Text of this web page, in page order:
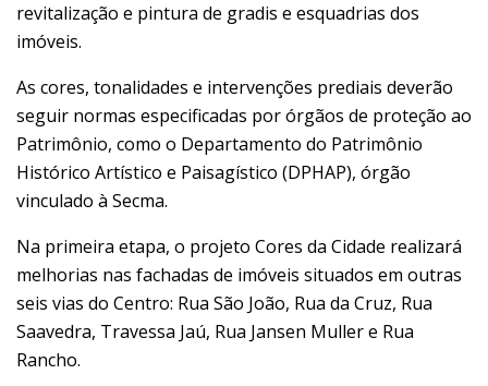
revitalização e pintura de gradis e esquadrias dos
imóveis.
As cores, tonalidades e intervenções prediais deverão
seguir normas especificadas por órgãos de proteção ao
Patrimônio, como o Departamento do Patrimônio
Histórico Artístico e Paisagístico (DPHAP), órgão
vinculado à Secma.
Na primeira etapa, o projeto Cores da Cidade realizará
melhorias nas fachadas de imóveis situados em outras
seis vias do Centro: Rua São João, Rua da Cruz, Rua
Saavedra, Travessa Jaú, Rua Jansen Muller e Rua
Rancho.